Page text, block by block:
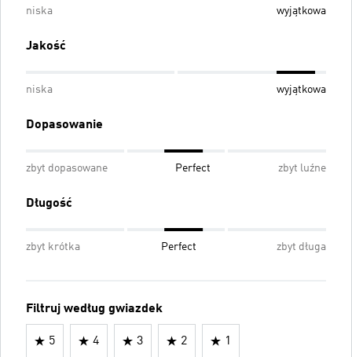
niska wyjątkowa
Jakość
niska wyjątkowa
Dopasowanie
zbyt dopasowane Perfect zbyt luźne
Długość
zbyt krótka Perfect zbyt długa
Filtruj według gwiazdek
5 4 3 2 1